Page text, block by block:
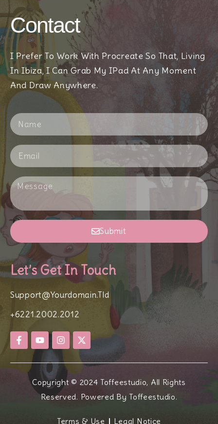
Contact
I Prefer To Work With Procreate So That, Living
In Ibiza, I Can Grab My IPad At Any Moment
And Draw Anywhere.
Submit
Let’s Get In Touch
Support@yourdomain.tld
+6221.2002.2012
Copyright © 2024 Toffeestudio, All Rights
Reserved. Powered By Toffeestudio.
Terms & Use Legal Notice